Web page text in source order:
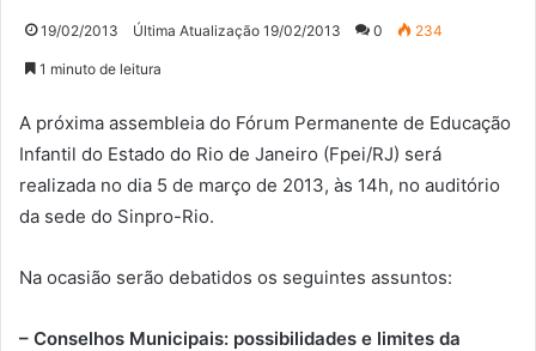
19/02/2013 Última Atualização 19/02/2013 0 234
1 minuto de leitura
A próxima assembleia do Fórum Permanente de Educação
Infantil do Estado do Rio de Janeiro (Fpei/RJ) será
realizada no dia 5 de março de 2013, às 14h, no auditório
da sede do Sinpro-Rio.
Na ocasião serão debatidos os seguintes assuntos:
– Conselhos Municipais: possibilidades e limites da